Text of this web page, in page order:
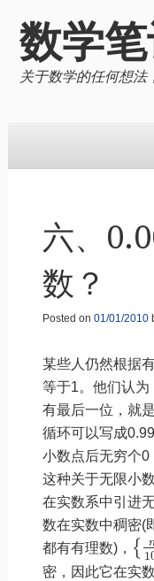
数学
关于数学的任何想法
六、
数？
Posted on 01/01/2010
某些人仍然根据
等于1。他们认
有最后一位，就
循环可以写成
小数点后无穷个0
这种关于无限小
在实数系中引进
数在实数中稠密(
都有有理数)， {
密，因此它在实